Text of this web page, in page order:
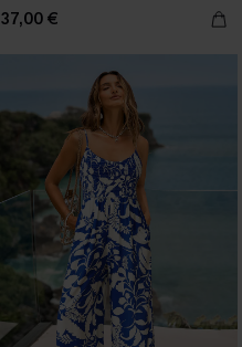
37,00 €